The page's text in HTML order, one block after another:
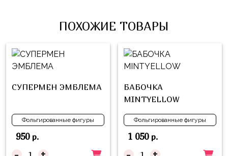
ПОХОЖИЕ ТОВАРЫ
СУПЕРМЕН ЭМБЛЕМА
Фольгированные фигуры
950р.
БАБОЧКА
MINTYELLOW
Фольгированные фигуры
1 050р.
Фольгированные
шары
с
Фольгированные
фигуры
Мальчик
или
Свинка
Малышарики
Сердце
Мой
Маленький